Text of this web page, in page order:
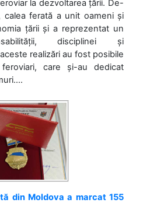
la dezvoltarea țării. De-
ferată a unit oameni și
țării și a reprezentat un
disciplinei și
realizări au fost posibile
care și-au dedicat
din Moldova a marcat 155